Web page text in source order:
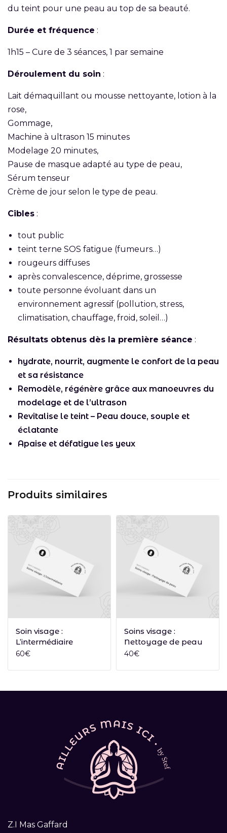
du teint pour une peau au top de sa beauté.
Durée et fréquence :
1h15 – Cure de 3 séances, 1 par semaine
Déroulement du soin :
Lait démaquillant ou mousse nettoyante, lotion à la
rose,
Gommage,
Machine à ultrason 15 minutes
Modelage 20 minutes,
Pause de masque adapté au type de peau,
Sérum tenseur
Crème de jour selon le type de peau.
Cibles :
tout public
teint terne SOS fatigue (fumeurs…)
rougeurs diffuses
après convalescence, déprime, grossesse
toute personne évoluant dans un
environnement agressif (pollution, stress,
climatisation, chauffage, froid, soleil…)
Résultats obtenus dès la première séance :
hydrate, nourrit, augmente le confort de la peau
et sa résistance
Remodèle, régénère grâce aux manoeuvres du
modelage et de l’ultrason
Revitalise le teint – Peau douce, souple et
éclatante
Apaise et défatigue les yeux
Produits similaires
Ajouter au panier
Soin visage :
L’intermédiaire
60€
Ajouter au panier
Soins visage :
Nettoyage de peau
40€
Z.I Mas Gaffard